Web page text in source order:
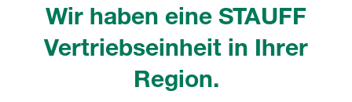
Wir haben eine STAUFF
Vertriebseinheit in Ihrer
Region.
Bitte beachten Sie: Das Bild dient nur zur Veranschaulichung und kann vom
tatsächlichen Produkt abweichen.